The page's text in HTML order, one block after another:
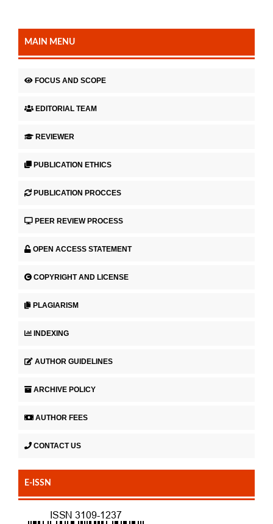
MAIN MENU
FOCUS AND SCOPE
EDITORIAL TEAM
REVIEWER
PUBLICATION ETHICS
PUBLICATION PROCCES
PEER REVIEW PROCESS
OPEN ACCESS STATEMENT
COPYRIGHT AND LICENSE
PLAGIARISM
INDEXING
AUTHOR GUIDELINES
ARCHIVE POLICY
AUTHOR FEES
CONTACT US
E-ISSN